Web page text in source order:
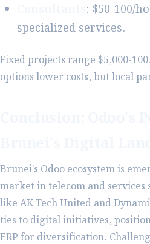
: $50-100/
specialized services.
Fixed projects range $5,000-
options lower costs, but local
Brunei's Odoo ecosystem is
market in telecom and
like AK Tech United and
ties to digital initiatives,
ERP for diversification.